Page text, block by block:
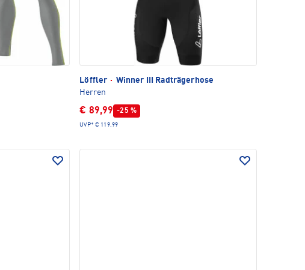
Löffler · Winner III Radträgerhose
Herren
€ 89,99 -25 %
UVP* € 119,99